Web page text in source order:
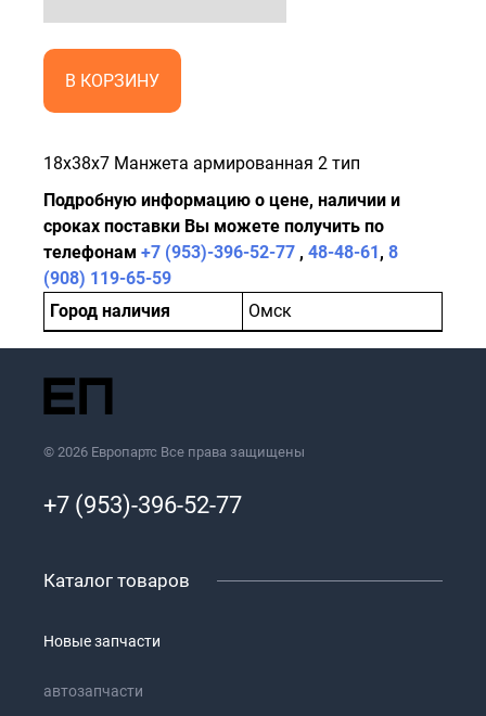
В КОРЗИНУ
18x38x7 Манжета армированная 2 тип
Подробную информацию о цене, наличии и
сроках поставки Вы можете получить по
телефонам +7 (953)-396-52-77 , 48-48-61, 8
(908) 119-65-59
Город наличия
Омск
© 2026 Европартс Все права защищены
+7 (953)-396-52-77
Каталог товаров
Новые запчасти
автозапчасти